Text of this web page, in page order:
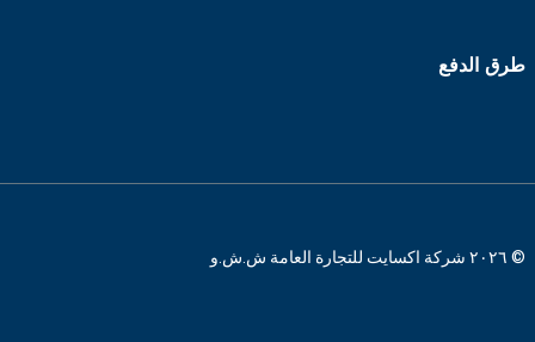
طرق الدفع
© ٢٠٢٦ شركة اكسايت للتجارة العامة ش.ش.و